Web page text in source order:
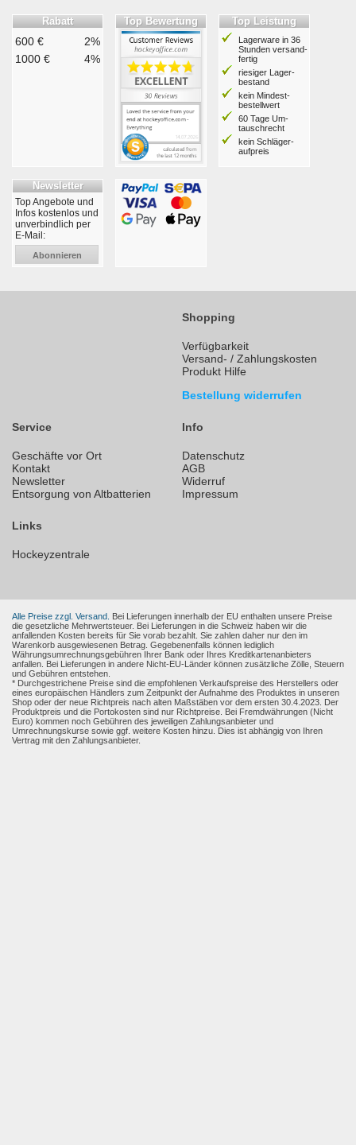
Rabatt
600 €
2%
1000 €
4%
Top Bewertung Top Leistung
Lagerware in 36
Stunden ver­sand­
fertig
riesiger Lager­
bestand
kein Mindest­
bestell­wert
60 Tage Um­
tausch­recht
kein Schläger­
aufpreis
Newsletter
Top Angebote und
Infos kostenlos und
unverbindlich per
E-Mail:
Abonnieren
Shopping
Verfügbarkeit
Versand- / Zahlungskosten
Produkt Hilfe
Bestellung widerrufen
Service
Geschäfte vor Ort
Kontakt
Newsletter
Entsorgung von Altbatterien
Info
Datenschutz
AGB
Widerruf
Impressum
Links
Hockeyzentrale
Alle Preise zzgl. Versand. Bei Lieferungen innerhalb der EU enthalten unsere Preise
die gesetzliche Mehrwertsteuer. Bei Lieferungen in die Schweiz haben wir die
anfallenden Kosten bereits für Sie vorab bezahlt. Sie zahlen daher nur den im
Warenkorb ausgewiesenen Betrag. Gegebenenfalls können lediglich
Währungsumrechnungsgebühren Ihrer Bank oder Ihres Kreditkartenanbieters
anfallen. Bei Lieferungen in andere Nicht-EU-Länder können zusätzliche Zölle, Steuern
und Gebühren entstehen.
* Durchgestrichene Preise sind die empfohlenen Verkaufspreise des Herstellers oder
eines europäischen Händlers zum Zeitpunkt der Aufnahme des Produktes in unseren
Shop oder der neue Richtpreis nach alten Maßstäben vor dem ersten 30.4.2023. Der
Produktpreis und die Portokosten sind nur Richtpreise. Bei Fremdwährungen (Nicht
Euro) kommen noch Gebühren des jeweiligen Zahlungsanbieter und
Umrechnungskurse sowie ggf. weitere Kosten hinzu. Dies ist abhängig von Ihren
Vertrag mit den Zahlungsanbieter.